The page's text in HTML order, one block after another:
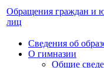
Обращения граждан и
лиц
Сведения об
О гимназии
Общие